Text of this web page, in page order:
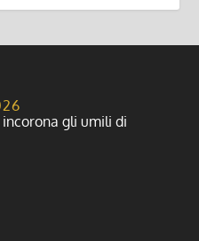
gli umili di